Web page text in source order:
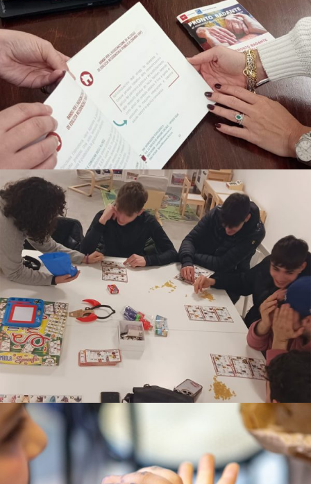
SPORTELLO COMUNE AMICO
WE CARE